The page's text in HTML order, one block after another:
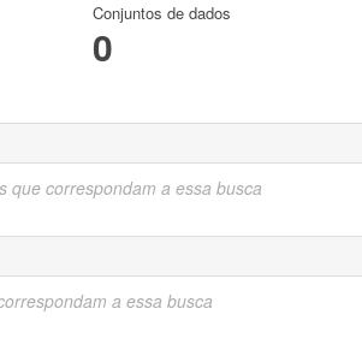
Conjuntos de dados
0
que correspondam a essa busca
a essa busca